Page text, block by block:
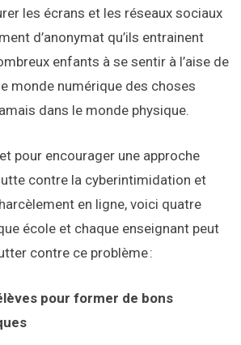
les écrans et les réseaux sociaux
d’anonymat qu’ils entrainent
enfants à se sentir à l’aise de
monde numérique des choses
dans le monde physique.
pour encourager une approche
contre la cyberintimidation et
en ligne, voici quatre
école et chaque enseignant peut
contre ce problème :
pour former de bons